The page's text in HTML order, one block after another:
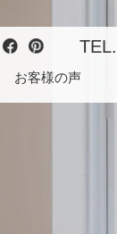
TEL.
お客様の声